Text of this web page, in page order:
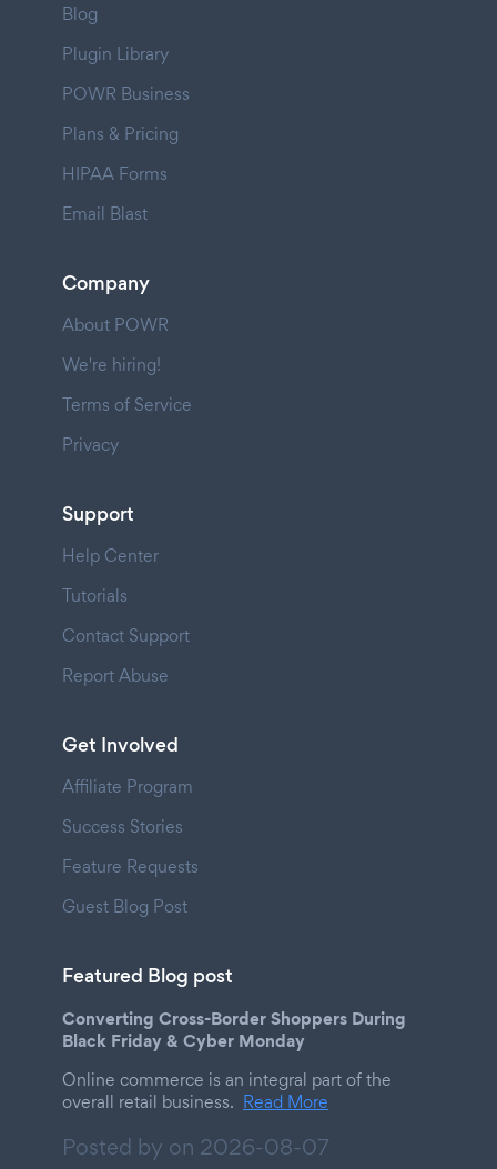
Blog
Plugin Library
POWR Business
Plans & Pricing
HIPAA Forms
Email Blast
Company
About POWR
We're hiring!
Terms of Service
Privacy
Support
Help Center
Tutorials
Contact Support
Report Abuse
Get Involved
Affiliate Program
Success Stories
Feature Requests
Guest Blog Post
Featured Blog post
Converting Cross-Border Shoppers During
Black Friday & Cyber Monday
Online commerce is an integral part of the
overall retail business. Read More
Posted by on 2026-08-07